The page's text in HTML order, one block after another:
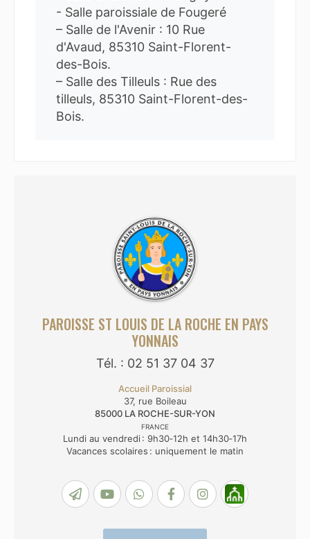
PAROISSE ST LOUIS DE LA ROCHE EN PAYS
YONNAIS
Tél. : 02 51 37 04 37
Accueil Paroissial
37, rue Boileau
85000 LA ROCHE-SUR-YON
FRANCE
Lundi au vendredi : 9h30‑12h et 14h30‑17h
Vacances scolaires : uniquement le matin
- Salle paroissiale de Fougeré
– Salle de l'Avenir : 10 Rue
d'Avaud, 85310 Saint-Florent-
des-Bois.
– Salle des Tilleuls : Rue des
tilleuls, 85310 Saint-Florent-des-
Bois.